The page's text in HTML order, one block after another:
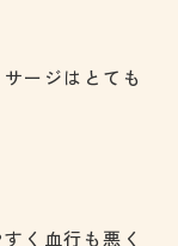
ージはとても
く血行も悪く